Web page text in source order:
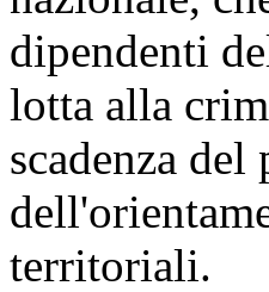
dipendenti
lotta alla
scadenza
territoriali.